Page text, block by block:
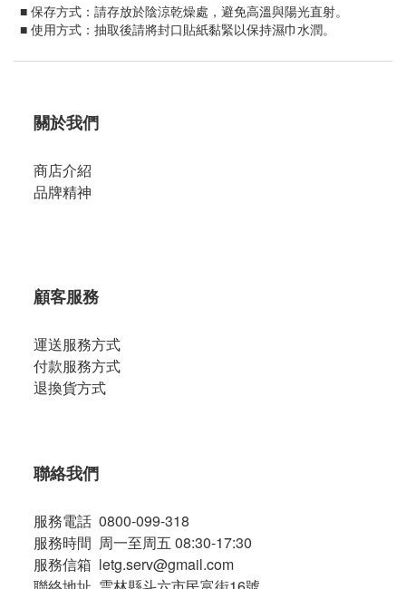
■ 保存方式：請存放於陰涼乾燥處，避免高溫與陽光直射。
■ 使用方式：抽取後請將封口貼紙黏緊以保持濕巾水潤。
關於我們
商店介紹
品牌精神
顧客服務
運送服務方式
付款服務方式
退換貨方式
聯絡我們
服務電話 0800-099-318
服務時間 周一至周五 08:30-17:30
服務信箱 letg.serv@gmail.com